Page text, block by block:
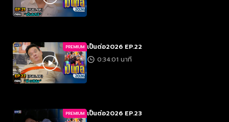
PREMIUM เป็นต่อ2026 EP.22
0:34:01 นาที
PREMIUM เป็นต่อ2026 EP.23